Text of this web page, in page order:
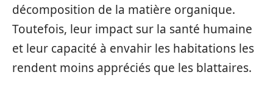
décomposition de la matière organique.
Toutefois, leur impact sur la santé humaine
et leur capacité à envahir les habitations les
rendent moins appréciés que les blattaires.